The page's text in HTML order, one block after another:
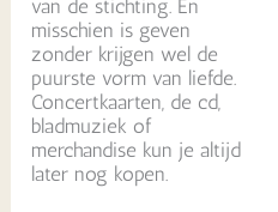
van de stichting. En
misschien is geven
zonder krijgen wel de
puurste vorm van liefde.
Concertkaarten, de cd,
bladmuziek of
merchandise kun je altijd
later nog kopen.